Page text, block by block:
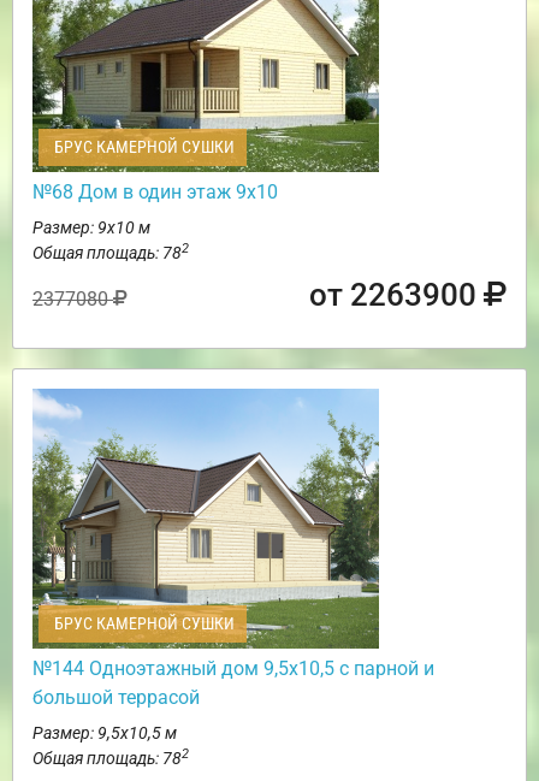
БРУС КАМЕРНОЙ СУШКИ
№68 Дом в один этаж 9х10
Размер: 9х10 м
Общая площадь: 782
2377080 от 2263900
БРУС КАМЕРНОЙ СУШКИ
№144 Одноэтажный дом 9,5х10,5 с парной и
большой террасой
Размер: 9,5х10,5 м
Общая площадь: 782